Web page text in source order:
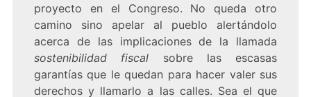
proyecto en el Congreso. No queda otro
camino sino apelar al pueblo alertándolo
acerca de las implicaciones de la llamada
sostenibilidad fiscal sobre las escasas
garantías que le quedan para hacer valer sus
derechos y llamarlo a las calles. Sea el que